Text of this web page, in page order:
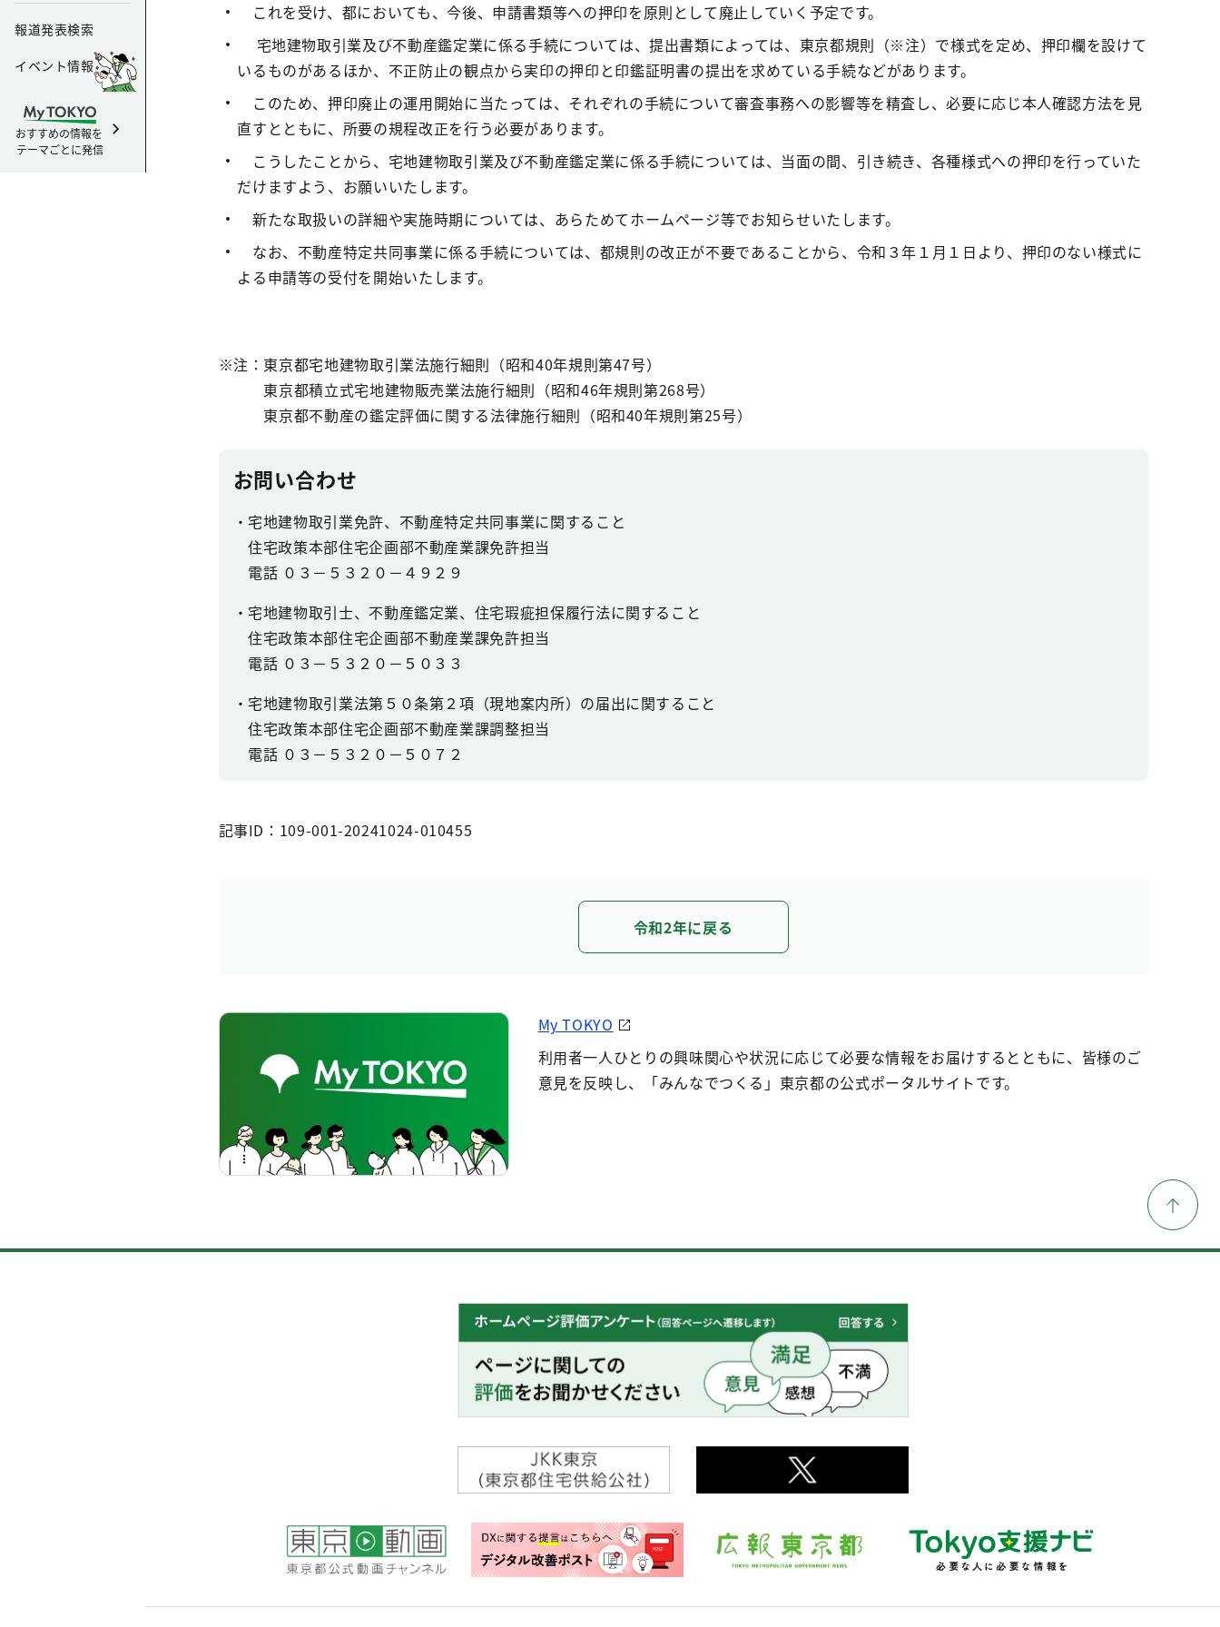
報道発表検索
イベント情報
おすすめの情報を
テーマごとに発信
これを受け、都においても、今後、申請書類等への押印を原則として廃止していく予定です。
宅地建物取引業及び不動産鑑定業に係る手続については、提出書類によっては、東京都規則（※注）で様式を定め、押印欄を設けて
いるものがあるほか、不正防止の観点から実印の押印と印鑑証明書の提出を求めている手続などがあります。
このため、押印廃止の運用開始に当たっては、それぞれの手続について審査事務への影響等を精査し、必要に応じ本人確認方法を見
直すとともに、所要の規程改正を行う必要があります。
こうしたことから、宅地建物取引業及び不動産鑑定業に係る手続については、当面の間、引き続き、各種様式への押印を行っていた
だけますよう、お願いいたします。
新たな取扱いの詳細や実施時期については、あらためてホームページ等でお知らせいたします。
なお、不動産特定共同事業に係る手続については、都規則の改正が不要であることから、令和３年１月１日より、押印のない様式に
よる申請等の受付を開始いたします。
※注：東京都宅地建物取引業法施行細則（昭和40年規則第47号）
東京都積立式宅地建物販売業法施行細則（昭和46年規則第268号）
東京都不動産の鑑定評価に関する法律施行細則（昭和40年規則第25号）
お問い合わせ
・宅地建物取引業免許、不動産特定共同事業に関すること
住宅政策本部住宅企画部不動産業課免許担当
電話 ０３－５３２０－４９２９
・宅地建物取引士、不動産鑑定業、住宅瑕疵担保履行法に関すること
住宅政策本部住宅企画部不動産業課免許担当
電話 ０３－５３２０－５０３３
・宅地建物取引業法第５０条第２項（現地案内所）の届出に関すること
住宅政策本部住宅企画部不動産業課調整担当
電話 ０３－５３２０－５０７２
記事ID：109-001-20241024-010455
令和2年に戻る
My TOKYO
利用者一人ひとりの興味関心や状況に応じて必要な情報をお届けするとともに、皆様のご
意見を反映し、「みんなでつくる」東京都の公式ポータルサイトです。